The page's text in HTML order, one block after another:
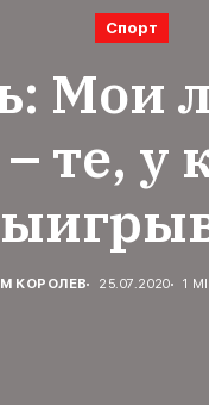
Спорт
Мои
те, у
КОРОЛЕВ 25.07.2020 1